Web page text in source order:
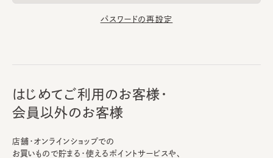
パスワードの再設定
はじめてご利用のお客様・
会員以外のお客様
店舗・オンラインショップでの
お買いもので貯まる・使えるポイントサービスや、